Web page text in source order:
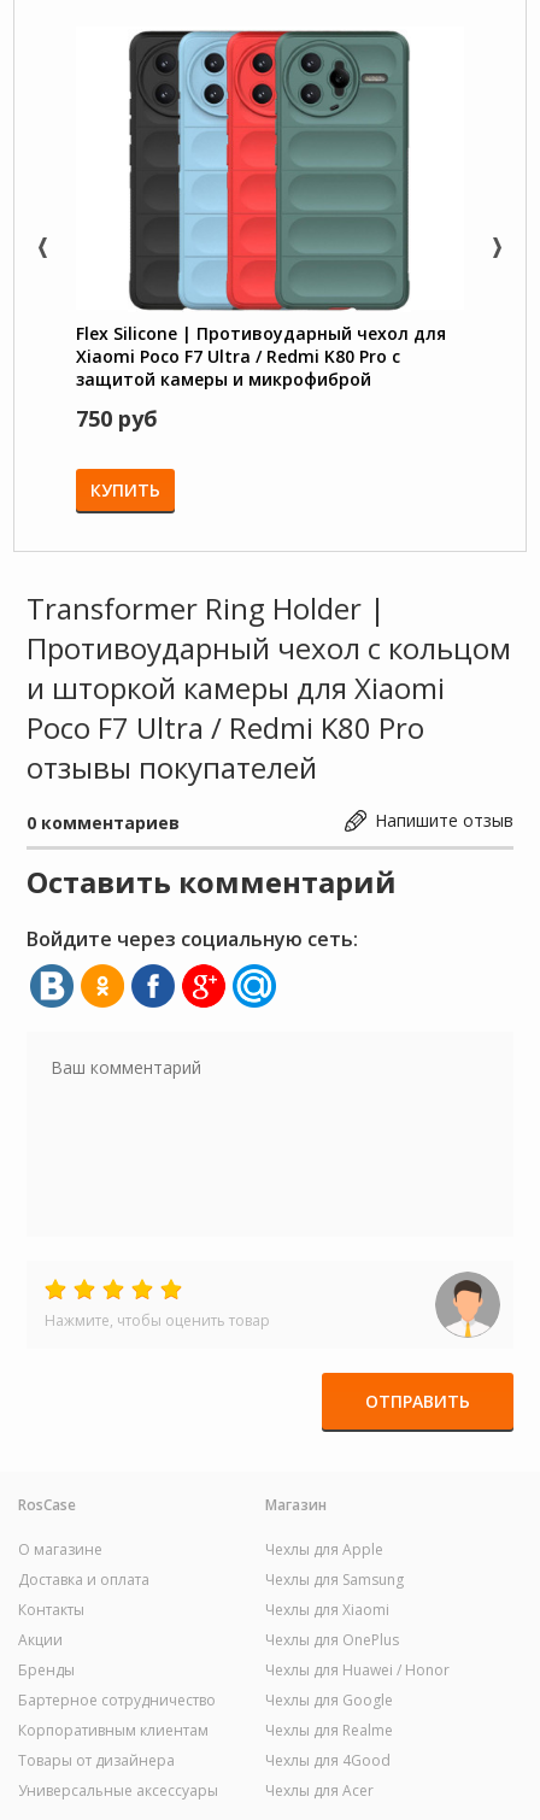
Flex Silicone | Противоударный чехол для
Xiaomi Poco F7 Ultra / Redmi K80 Pro с
защитой камеры и микрофиброй
750 руб
КУПИТЬ
Transformer Ring Holder |
Противоударный чехол с кольцом
и шторкой камеры для Xiaomi
Poco F7 Ultra / Redmi K80 Pro
отзывы покупателей
Напишите отзыв
0 комментариев
Оставить комментарий
Войдите через социальную сеть:
Нажмите, чтобы оценить товар
ОТПРАВИТЬ
RosCase
О магазине
Доставка и оплата
Контакты
Акции
Бренды
Бартерное сотрудничество
Корпоративным клиентам
Товары от дизайнера
Универсальные аксессуары
Магазин
Чехлы для Apple
Чехлы для Samsung
Чехлы для Xiaomi
Чехлы для OnePlus
Чехлы для Huawei / Honor
Чехлы для Google
Чехлы для Realme
Чехлы для 4Good
Чехлы для Acer